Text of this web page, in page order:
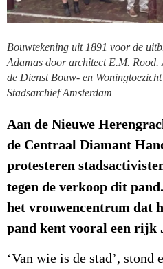
Bouwtekening uit 1891 voor de
Adamas door architect E.M.
de Dienst Bouw- en
Stadsarchief Amsterdam
Aan de Nieuwe
de Centraal Diamant
protesteren
tegen de verkoop dit
het vrouwencentrum dat
pand kent vooral een rijk
‘Van wie is de stad’, stond